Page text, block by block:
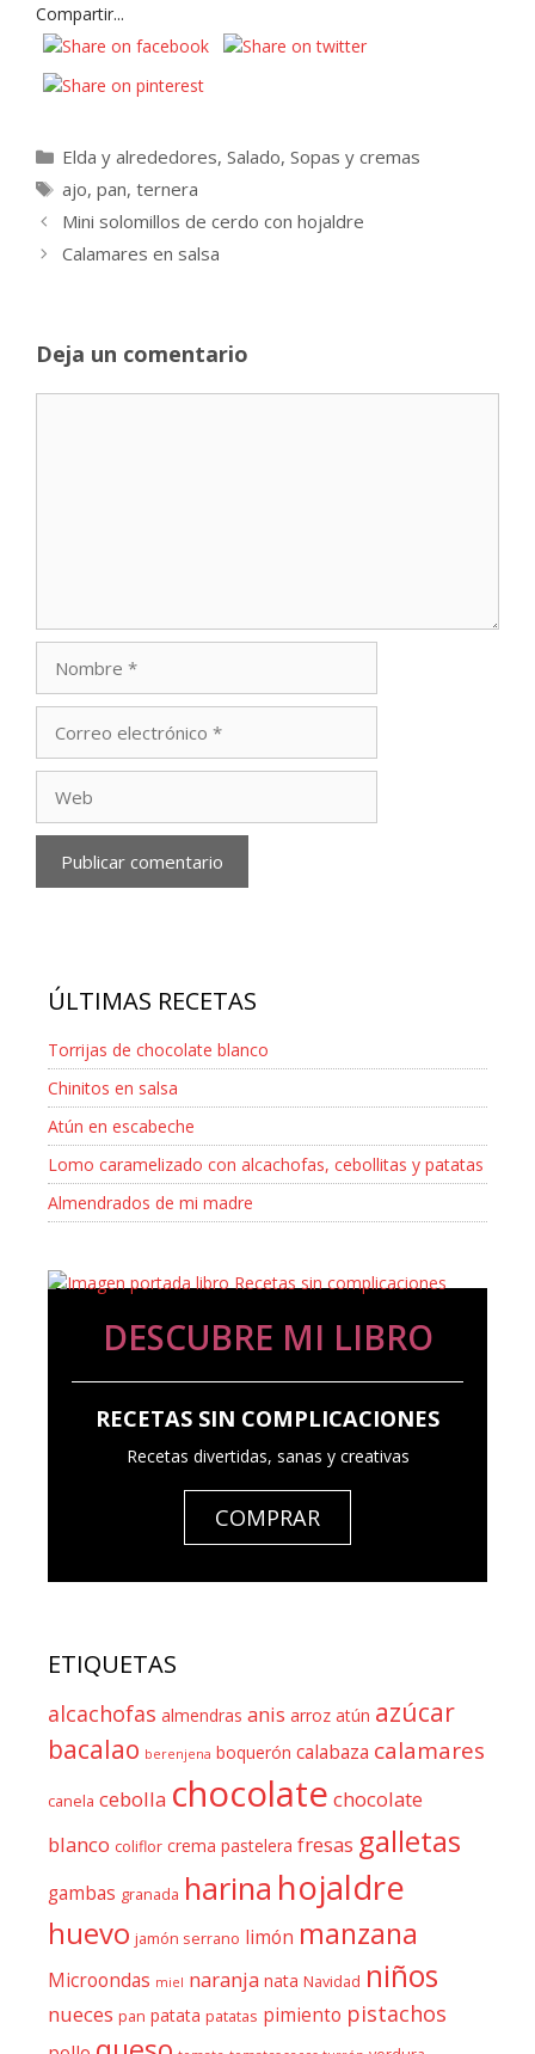
Compartir...
Categorías
Elda y alrededores, Salado, Sopas y cremas
Etiquetas
ajo, pan, ternera
Mini solomillos de cerdo con hojaldre
Calamares en salsa
Deja un comentario
electrónico
ÚLTIMAS RECETAS
Torrijas de chocolate blanco
Chinitos en salsa
Atún en escabeche
Lomo caramelizado con alcachofas, cebollitas y patatas
Almendrados de mi madre
DESCUBRE MI LIBRO
RECETAS SIN COMPLICACIONES
Recetas divertidas, sanas y creativas
COMPRAR
ETIQUETAS
alcachofas almendras anis arroz atún azúcar
bacalao berenjena boquerón calabaza calamares
canela cebolla chocolate chocolate
blanco coliflor crema pastelera fresas galletas
gambas granada harina hojaldre
huevo jamón serrano limón manzana
Microondas miel naranja nata Navidad niños
nueces pan patata patatas pimiento pistachos